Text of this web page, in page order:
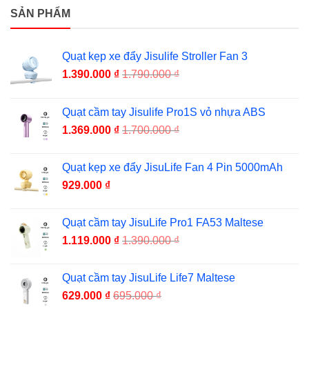
SẢN PHẨM
Quạt kẹp xe đẩy Jisulife Stroller Fan 3
1.390.000 ₫ 1.790.000₫
Quạt cầm tay Jisulife Pro1S vỏ nhựa ABS
1.369.000 ₫ 1.700.000₫
Quạt kẹp xe đẩy JisuLife Fan 4 Pin 5000mAh
929.000 ₫
Quạt cầm tay JisuLife Pro1 FA53 Maltese
1.119.000 ₫ 1.390.000₫
Quạt cầm tay JisuLife Life7 Maltese
629.000 ₫ 695.000₫